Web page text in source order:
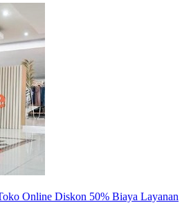
Online Diskon 50% Biaya Layanan